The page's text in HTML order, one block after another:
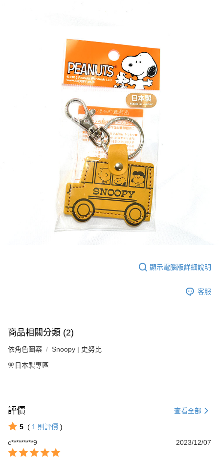
顯示電腦版詳細說明
客服
商品相關分類 (2)
依角色圖案 Snoopy | 史努比
🎌日本製專區
評價 查看全部
5 ( 1 則評價 )
c*********9
2023/12/07